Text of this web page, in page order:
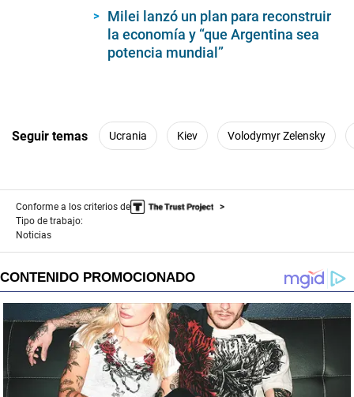
Milei lanzó un plan para reconstruir
la economía y “que Argentina sea
potencia mundial”
Seguir temas Ucrania Kiev Volodymyr Zelensky
Conforme a los criterios de
Tipo de trabajo:
Noticias